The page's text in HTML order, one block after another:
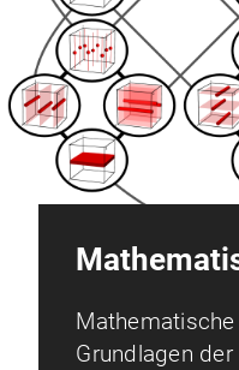
Grundlagen